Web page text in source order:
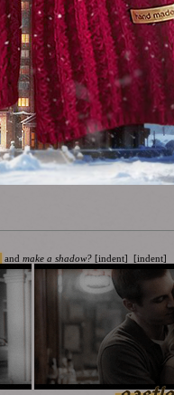
and make a shadow?[indent] [indent]